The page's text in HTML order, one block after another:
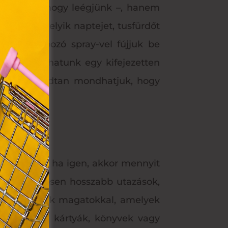
nehogy leégjünk –, hanem
utána, melyik naptejet, tusfürdőt
napozó spray-vel fújjuk be
használhatunk egy kifejezetten
nyugodtan mondhatjuk, hogy
és ha igen, akkor mennyit
különösen hosszabb utazások,
vigyetek magatokkal, amelyek
kártyák, könyvek vagy
Ön